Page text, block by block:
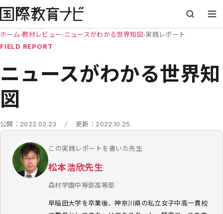
ホーム›教材レビュー›ニュースがわかる世界知図›実践レポート
FIELD REPORT
ニュースがわかる世界知
図
公開： 2022.02.23 / 更新： 2022.10.25
この実践レポートを書いた先生
松本浩欣先生
森村学園中等部高等部
早稲田大学を卒業後、神奈川県の私立女子中高一貫校